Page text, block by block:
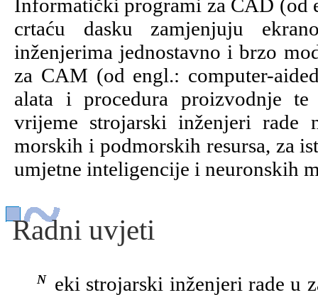
Informatički programi za CAD (od
crtaću dasku zamjenjuju
inženjerima jednostavno i brzo
za CAM (od engl.: computer-
alata i procedura proizvodnje
vrijeme strojarski inženjeri rade
morskih i podmorskih resursa, za
umjetne inteligencije i neuronskih
Radni uvjeti
Neki strojarski inženjeri rade u zatvorenim i dobro osvijetljenim projektnim